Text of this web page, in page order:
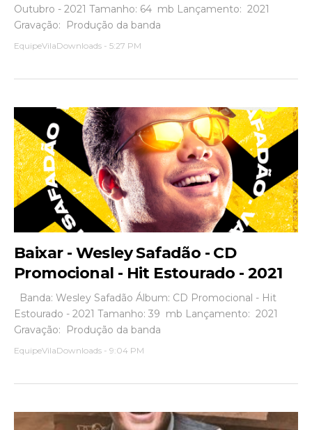
Outubro - 2021 Tamanho: 64 mb Lançamento: 2021
Gravação: Produção da banda
EquipeVilaDownloads - 5:27 PM
Baixar - Wesley Safadão - CD
Promocional - Hit Estourado - 2021
Banda: Wesley Safadão Álbum: CD Promocional - Hit
Estourado - 2021 Tamanho: 39 mb Lançamento: 2021
Gravação: Produção da banda
EquipeVilaDownloads - 9:04 PM